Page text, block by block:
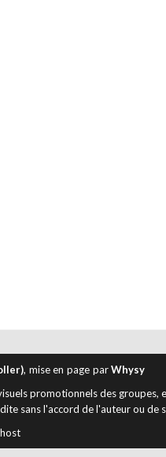
, mise en page parWhysy
promotionnels des
sans l'accord de l'auteur ou de